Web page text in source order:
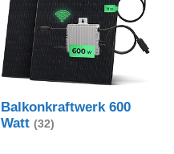
Balkonkraftwerk 600
Watt (32)